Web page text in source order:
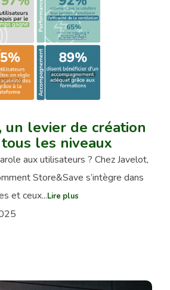
un levier de création
les niveaux
aux utilisateurs ? Chez Javelot,
Store&Save s’intègre dans
et ceux...Lire plus